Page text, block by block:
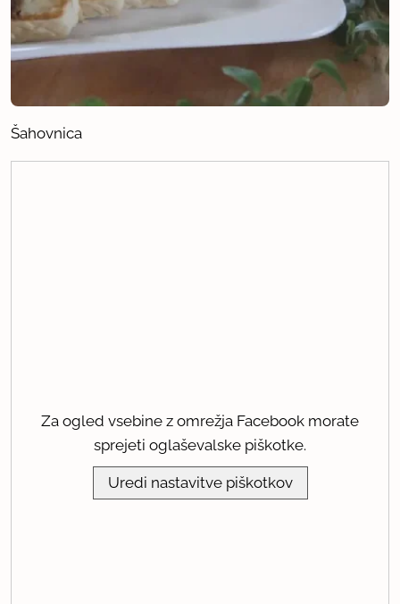
Šahovnica
Za ogled vsebine z omrežja Facebook morate
sprejeti oglaševalske piškotke.
Uredi nastavitve piškotkov